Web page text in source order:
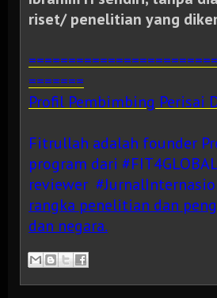
riset/ penelitian yang
=======
Profil Pembimbing Perisai
Fitrullah adalah founder
program dari
reviewer
rangka penelitian dan
dan negara.